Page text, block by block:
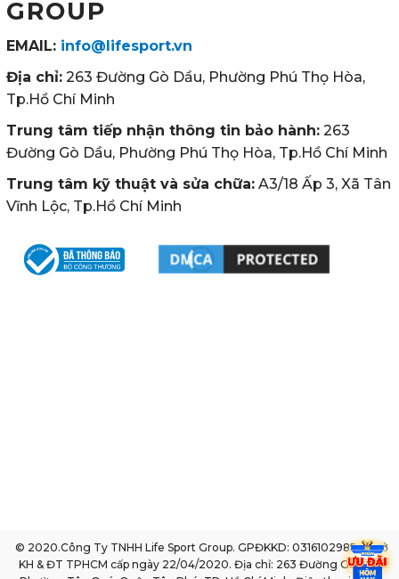
GROUP
EMAIL: info@lifesport.vn
Địa chỉ: 263 Đường Gò Dầu, Phường Phú Thọ Hòa,
Tp.Hồ Chí Minh
Trung tâm tiếp nhận thông tin bảo hành: 263
Đường Gò Dầu, Phường Phú Thọ Hòa, Tp.Hồ Chí Minh
Trung tâm kỹ thuật và sửa chữa: A3/18 Ấp 3, Xã Tân
Vĩnh Lộc, Tp.Hồ Chí Minh
© 2020.Công Ty TNHH Life Sport Group. GPĐKKD: 0316102985 do sở
KH & ĐT TPHCM cấp ngày 22/04/2020. Địa chỉ: 263 Đường Gò Dầu,